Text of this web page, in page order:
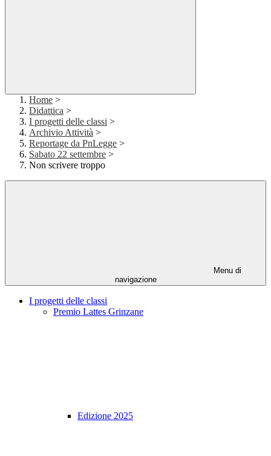
Home >
Didattica >
I progetti delle classi >
Archivio Attività >
Reportage da PnLegge >
Sabato 22 settembre >
Non scrivere troppo
Menu di
navigazione
I progetti delle classi
Premio Lattes Grinzane
Edizione 2025